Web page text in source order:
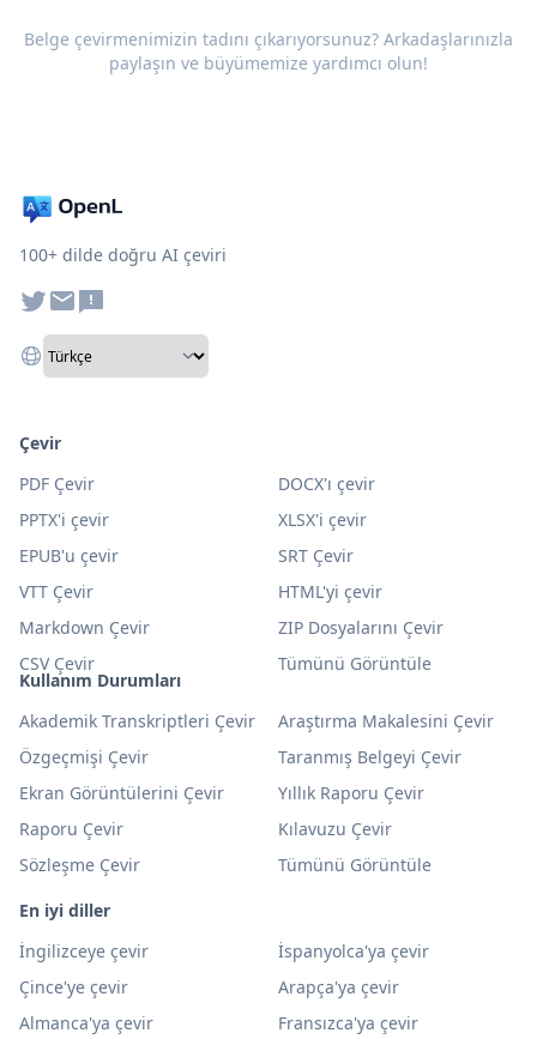
Belge çevirmenimizin tadını çıkarıyorsunuz? Arkadaşlarınızla
paylaşın ve büyümemize yardımcı olun!
100+ dilde doğru AI çeviri
Kullanım Durumları
Akademik Transkriptleri Çevir
Araştırma Makalesini Çevir
Özgeçmişi Çevir
Taranmış Belgeyi Çevir
Ekran Görüntülerini Çevir
Yıllık Raporu Çevir
Raporu Çevir
Kılavuzu Çevir
Sözleşme Çevir
Tümünü Görüntüle
En iyi diller
İngilizceye çevir
İspanyolca'ya çevir
Çince'ye çevir
Arapça'ya çevir
Almanca'ya çevir
Fransızca'ya çevir
Çevir
PDF Çevir
DOCX'ı çevir
PPTX'i çevir
XLSX'i çevir
EPUB'u çevir
SRT Çevir
VTT Çevir
HTML'yi çevir
Markdown Çevir
ZIP Dosyalarını Çevir
CSV Çevir
Tümünü Görüntüle